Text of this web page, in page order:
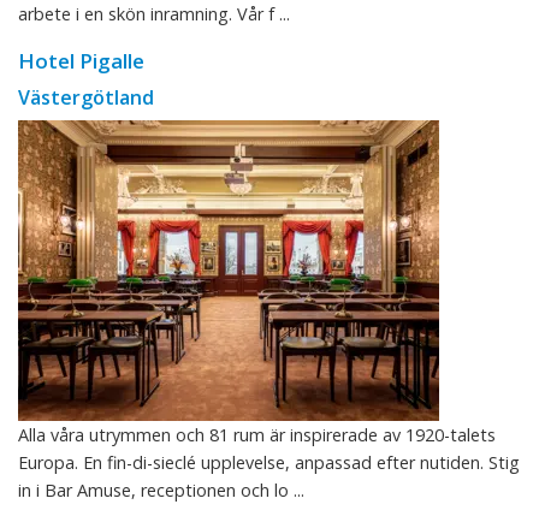
arbete i en skön inramning. Vår f ...
Hotel Pigalle
Västergötland
Alla våra utrymmen och 81 rum är inspirerade av 1920-talets
Europa. En fin-di-sieclé upplevelse, anpassad efter nutiden. Stig
in i Bar Amuse, receptionen och lo ...